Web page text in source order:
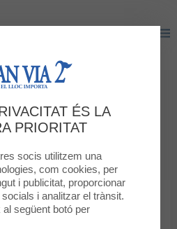
els teus regals
Servei
ÉS LA
PRIORITAT
socis utilitzem una
com cookies, per
i publicitat, proporcionar
i analitzar el trànsit.
següent botó per